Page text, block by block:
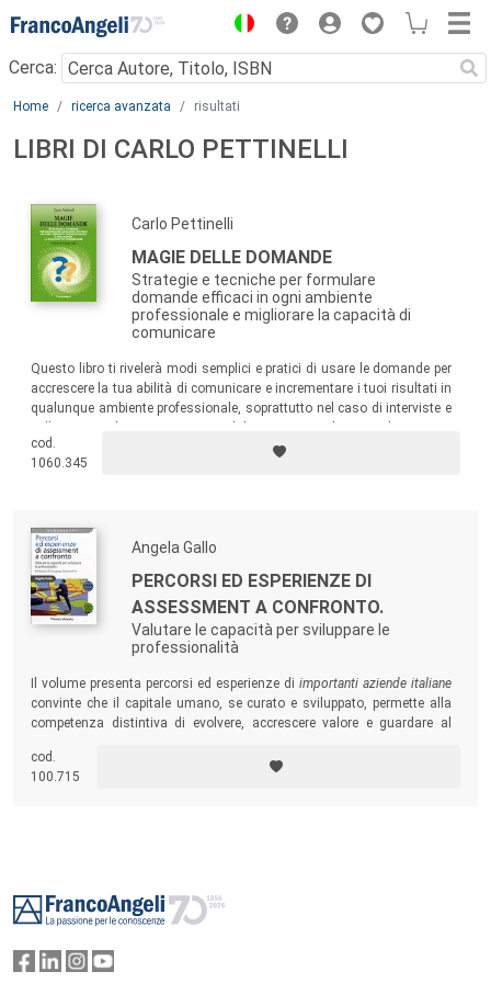
Menu
Cerca:
Main content
Home ricerca avanzata risultati
LIBRI DI CARLO PETTINELLI
Carlo Pettinelli
MAGIE DELLE DOMANDE
Strategie e tecniche per formulare
domande efficaci in ogni ambiente
professionale e migliorare la capacità di
comunicare
Questo libro ti rivelerà modi semplici e pratici di usare le domande per
accrescere la tua abilità di comunicare e incrementare i tuoi risultati in
qualunque ambiente professionale, soprattutto nel caso di interviste e
e tecniche di immediato utilizzo, raccolte e sperimentate dall’Autore
nella sua lunga esperienza di dirigente aziendale, negoziatore e coach.
cod.
1060.345
Angela Gallo
PERCORSI ED ESPERIENZE DI
ASSESSMENT A CONFRONTO.
Valutare le capacità per sviluppare le
professionalità
Il volume presenta percorsi ed esperienze di importanti aziende italiane
convinte che il capitale umano, se curato e sviluppato, permette alla
competenza distintiva di evolvere, accrescere valore e guardare al
Conad, Unicredit, Angelini, Fastweb, Dhl, Carrefour, Ubi, Esercito
Italiano e Banca d’Italia…
cod.
100.715